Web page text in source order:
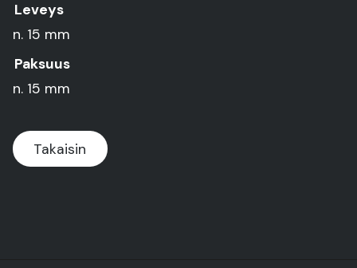
Leveys
n. 15 mm
Paksuus
n. 15 mm
Takaisin